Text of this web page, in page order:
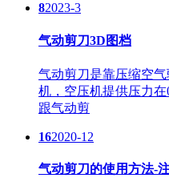
82023-3
气动剪刀3D图档
气动剪刀是靠压缩空
机，空压机提供压力
跟气动剪
162020-12
气动剪刀的使用方法-